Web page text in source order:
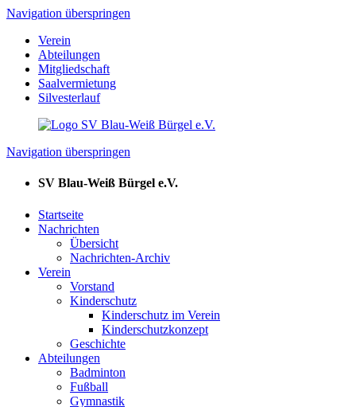
Navigation überspringen
Verein
Abteilungen
Mitgliedschaft
Saalvermietung
Silvesterlauf
Navigation überspringen
SV Blau-Weiß Bürgel e.V.
Startseite
Nachrichten
Übersicht
Nachrichten-Archiv
Verein
Vorstand
Kinderschutz
Kinderschutz im Verein
Kinderschutzkonzept
Geschichte
Abteilungen
Badminton
Fußball
Gymnastik